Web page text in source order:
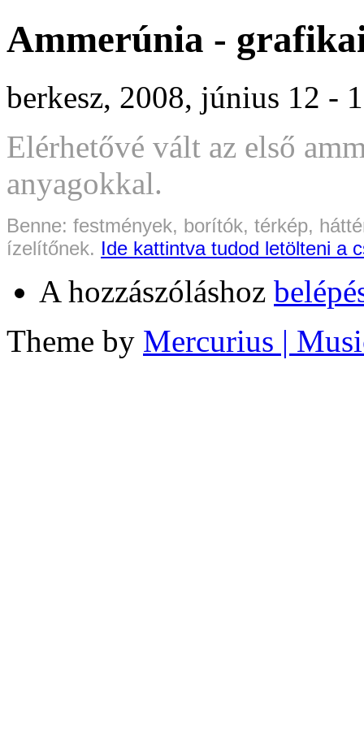
Ammerúnia -
berkesz, 2008, június 12 -
Elérhetővé vált az első
anyagokkal.
Benne: festmények, borítók, térkép,
ízelítőnek. Ide kattintva tudod letölteni a
A hozzászóláshoz
Theme by Mercurius |